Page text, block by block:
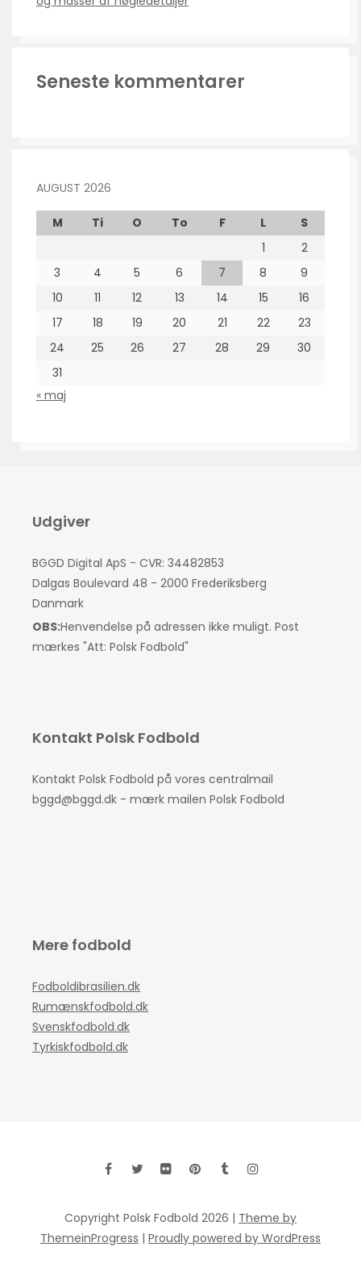
Seneste kommentarer
AUGUST 2026
M Ti O To F L
S
1
2
3
4 5 6 7 8
9
10
11 12 13 14 15
16
17
18 19 20 21 22
23
24
25 26 27 28 29
30
31
« maj
Udgiver
BGGD Digital ApS - CVR: 34482853
Dalgas Boulevard 48 - 2000 Frederiksberg
Danmark
OBS:Henvendelse på adressen ikke muligt. Post
mærkes "Att: Polsk Fodbold"
Kontakt Polsk Fodbold
Kontakt Polsk Fodbold på vores centralmail
bggd@bggd.dk - mærk mailen Polsk Fodbold
Mere fodbold
Fodboldibrasilien.dk
Rumænskfodbold.dk
Svenskfodbold.dk
Tyrkiskfodbold.dk
Copyright Polsk Fodbold 2026 | Theme by
ThemeinProgress | Proudly powered by WordPress